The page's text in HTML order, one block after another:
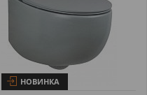
НОВИНКА